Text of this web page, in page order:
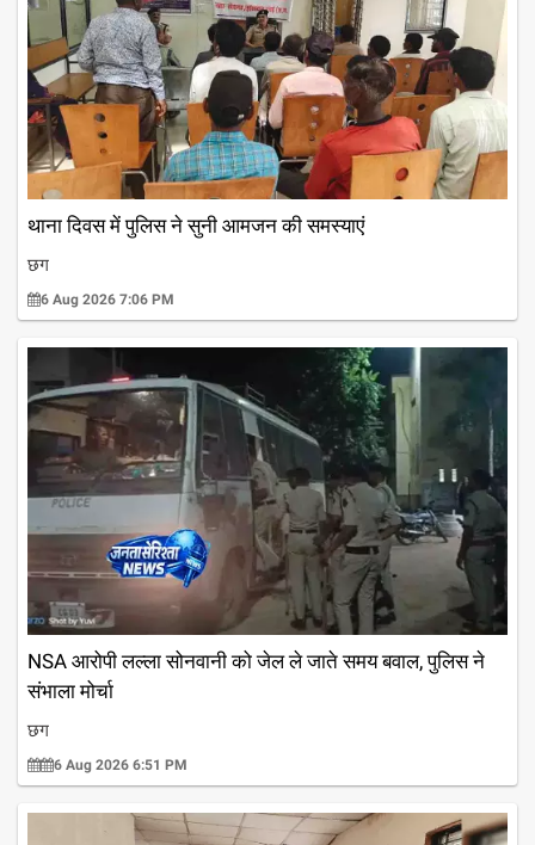
थाना दिवस में पुलिस ने सुनी आमजन की समस्याएं
छग
6 Aug 2026 7:06 PM
NSA आरोपी लल्ला सोनवानी को जेल ले जाते समय बवाल, पुलिस ने
संभाला मोर्चा
छग
6 Aug 2026 6:51 PM